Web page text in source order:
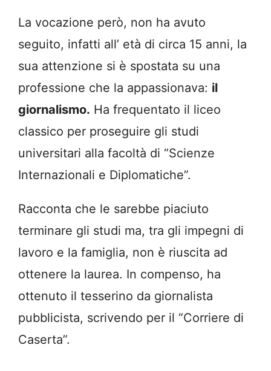
La vocazione però, non ha avuto
seguito, infatti all’ età di circa 15 anni, la
sua attenzione si è spostata su una
professione che la appassionava: il
giornalismo. Ha frequentato il liceo
classico per proseguire gli studi
universitari alla facoltà di “Scienze
Internazionali e Diplomatiche”.
Racconta che le sarebbe piaciuto
terminare gli studi ma, tra gli impegni di
lavoro e la famiglia, non è riuscita ad
ottenere la laurea. In compenso, ha
ottenuto il tesserino da giornalista
pubblicista, scrivendo per il “Corriere di
Caserta”.